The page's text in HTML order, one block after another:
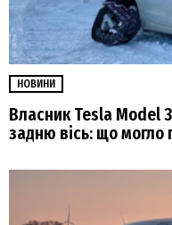
НОВИНИ
Власник Tesla Model
задню вісь: що могло